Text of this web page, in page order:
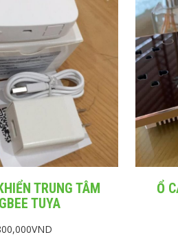
TRUNG TÂM
TUYA
VND
Ổ